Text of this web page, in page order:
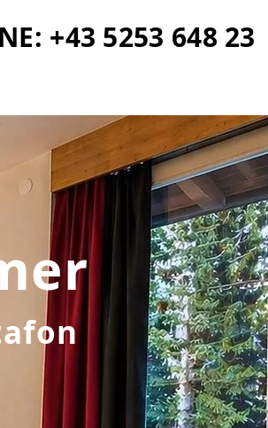
+43 5253 648 23